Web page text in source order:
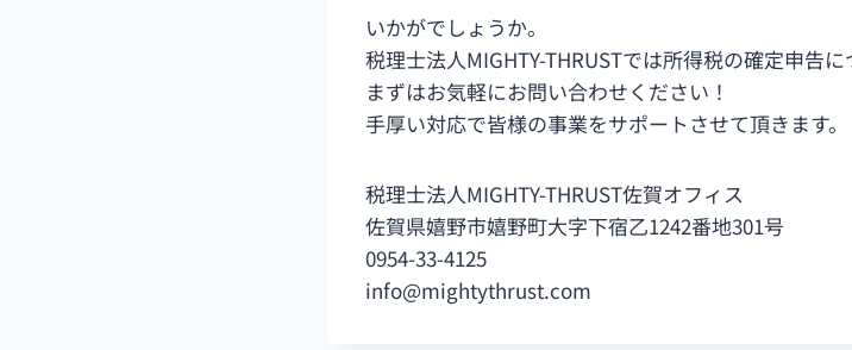
いかがでしょうか。
税理士法人MIGHTY-THRUSTでは所得税の確定申告に
まずはお気軽にお問い合わせください！
手厚い対応で皆様の事業をサポートさせて頂きます。
税理士法人MIGHTY-THRUST佐賀オフィス
佐賀県嬉野市嬉野町大字下宿乙1242番地301号
0954-33-4125
info@mightythrust.com